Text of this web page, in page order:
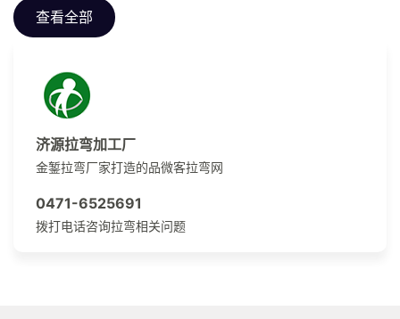
查看全部
济源拉弯加工厂
金錾拉弯厂家打造的品微客拉弯网
0471-6525691
拨打电话咨询拉弯相关问题